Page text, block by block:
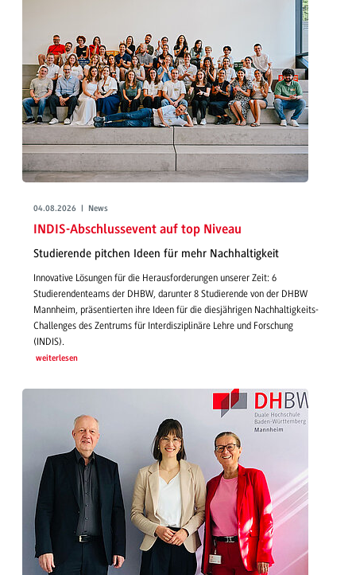
04.08.2026 | News
INDIS-Abschlussevent auf top Niveau
Studierende pitchen Ideen für mehr Nachhaltigkeit
Innovative Lösungen für die Herausforderungen unserer Zeit: 6
Studierendenteams der DHBW, darunter 8 Studierende von der DHBW
Mannheim, präsentierten ihre Ideen für die diesjährigen Nachhaltigkeits-
Challenges des Zentrums für Interdisziplinäre Lehre und Forschung
(INDIS).
weiterlesen